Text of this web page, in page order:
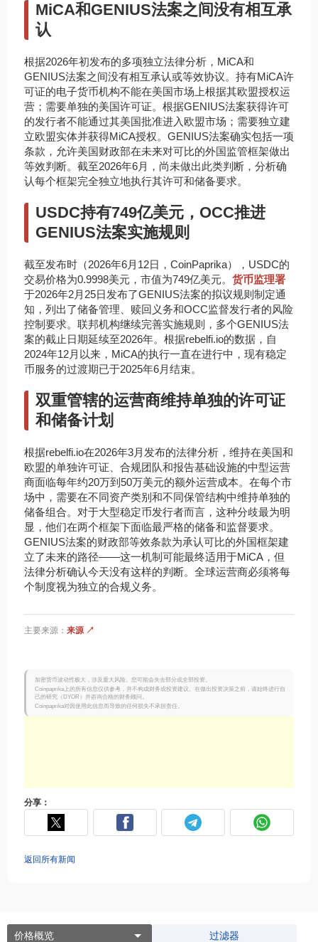
MiCA和GENIUS法案之间没有相互承
认
根据2026年初发布的多项独立法律分析，MiCA和
GENIUS法案之间没有相互承认或等效协议。持有MiCA许
可证的电子货币机构不能在美国市场上根据其欧盟授权运
营；需要单独的美国许可证。根据GENIUS法案获得许可
的发行者不能通过其美国批准进入欧盟市场；需要独立建
立欧盟实体并获得MiCA授权。GENIUS法案确实包括一项
条款，允许美国财政部在未来对可比的外国监管框架做出
等效判断。截至2026年6月，尚未做出此类判断，分析确
认每个框架完全独立地执行其许可和储备要求。
USDC持有749亿美元，OCC推进
GENIUS法案实施规则
截至发布时（2026年6月12日，CoinPaprika），USDC的
交易价格为0.9998美元，市值为749亿美元。 货币监理署
于2026年2月25日发布了GENIUS法案的拟议规则制定通
知，列出了储备管理、赎回义务和OCC监督发行者的风险
控制要求。联邦机构继续完善实施规则，多个GENIUS法
案的截止日期延续至2026年。根据rebelfi.io的数据，自
2024年12月以来，MiCA的执行一直在进行中，现有稳定
币服务的过渡期已于2025年6月结束。
双重管辖的运营商维持单独的许可证
和储备计划
根据rebelfi.io在2026年3月发布的法律分析，维持在美国和
欧盟的单独许可证、合规团队和报告基础设施的中型运营
商面临每年约20万到50万美元的额外运营成本。在每个市
场中，需要在不同资产类别和不同保管结构中维持单独的
储备组合。对于大型稳定币发行者而言，这种分歧最为明
显，他们在两个框架下面临最严格的储备和监督要求。
GENIUS法案的财政部等效条款为承认可比的外国框架建
立了未来的路径——这一机制可能最终适用于MiCA，但
法律分析确认今天没有这样的判断。全球运营商必须将每
个制度视为独立的合规义务。
主要来源： 来源 ↗
加密货币波动性极大，涉及重大风险。您可能会失去部分或全部投资。
Coinpaprika上的所有信息仅供参考，并不构成财务或投资建议。在做出投资决策之前，请始终进行自
己的研究（DYOR）并咨询合格的财务顾问。
Coinpaprika对因使用此信息而导致的任何损失不承担责任。
分享：
返回所有新闻
价格概览 过滤器